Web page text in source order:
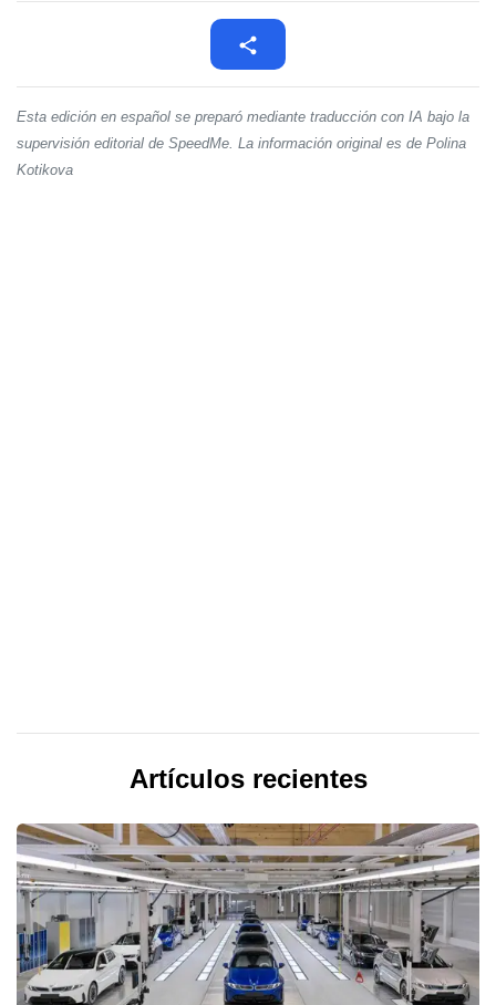
Esta edición en español se preparó mediante traducción con IA bajo la
supervisión editorial de SpeedMe. La información original es de Polina
Kotikova
Artículos recientes